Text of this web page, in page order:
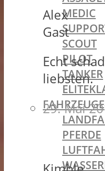
MEDIC
SCOUT
PILOT
TANKER
FAHRZEUGE
PFERDE
Alex
Gast
Echt
liebsten.
29. Mai